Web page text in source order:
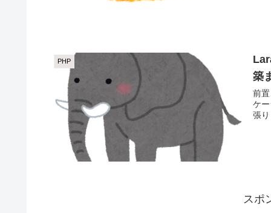
PHP
築
前置き タ
ケ
スポ